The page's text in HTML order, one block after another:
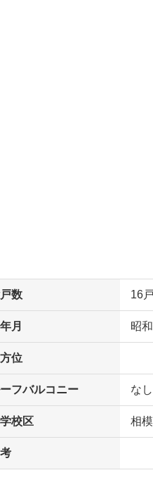
数 16戸
月 昭
位
フバルコニー なし
校区 相